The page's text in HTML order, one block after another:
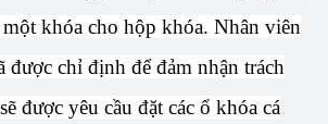
khóa cho hộp khóa. Nhân viên
được chỉ định để đảm nhận trách
được yêu cầu đặt các ổ khóa cá